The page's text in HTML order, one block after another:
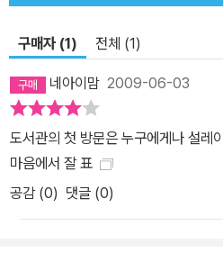
구매자 (1) 전체 (1)
네아이맘 2009-06-03
도서관의 첫 방문은 누구에게나 설레
마음에서 잘 표
공감 (0) 댓글 (0)